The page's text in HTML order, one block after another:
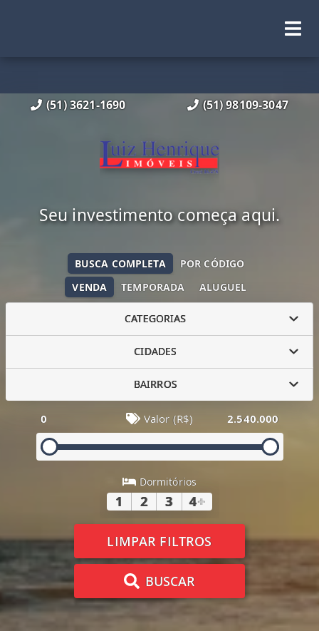
(51) 3621-1690 (51) 98109-3047
Seu investimento começa aqui.
VENDA TEMPORADA ALUGUEL
BUSCA COMPLETA POR CÓDIGO
CATEGORIAS
CIDADES
BAIRROS
0 Valor (R$) 2.540.000
Dormitórios
1 2 3 4+
LIMPAR FILTROS
BUSCAR